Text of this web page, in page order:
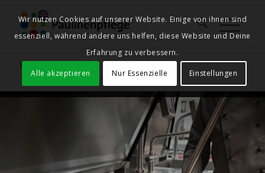
Küche
Du bist hier: Startseite Küche
Wir nutzen Cookies auf unserer Website. Einige von ihnen sind
essenziell, während andere uns helfen, diese Website und Deine
Erfahrung zu verbessern.
Alle akzeptieren Nur Essenzielle Einstellungen